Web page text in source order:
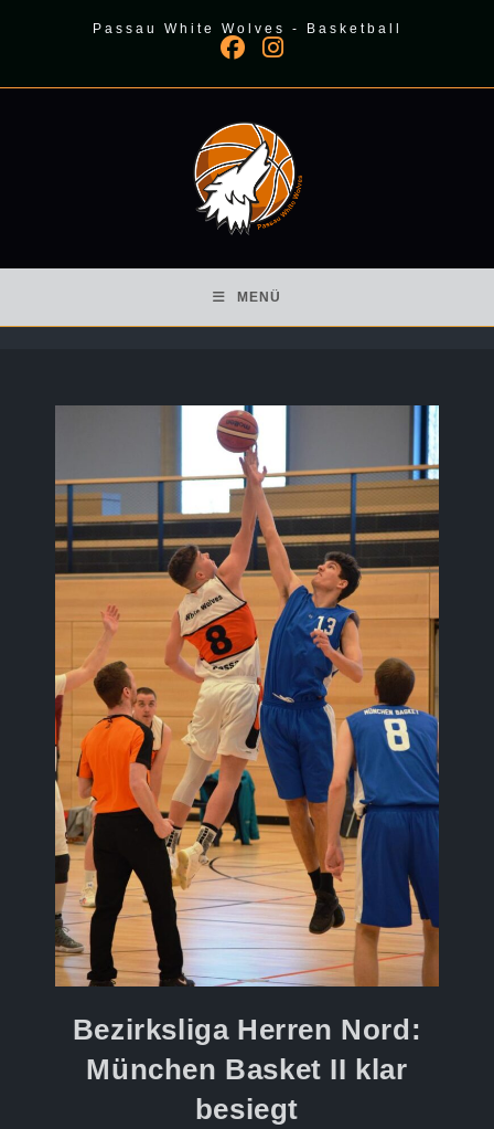
Passau White Wolves - Basketball
MENÜ
Bezirksliga Herren Nord:
München Basket II klar
besiegt